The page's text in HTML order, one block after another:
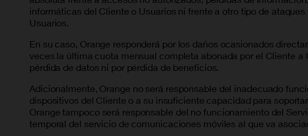
informáticas del Cliente o Usuarios ni frente a otro tipo de
Usuarios.
En su caso, Orange responderá por los daños ocasionados
veces la última cuota mensual completa abonada por el Cliente
pérdida de datos ni por pérdida de beneficios.
Adicionalmente, Orange no será responsable del inadecuado
dispositivos del Cliente o a su insuficiente capacidad para
Orange tampoco será responsable del no funcionamiento del
temporal del servicio de comunicaciones móviles al que va